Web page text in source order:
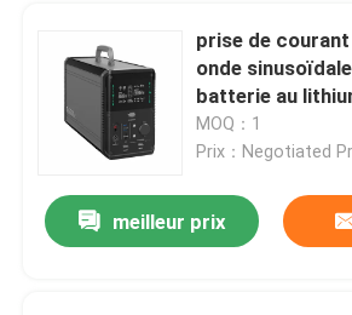
prise de
onde
batterie au
station de
1500Wh
MOQ：1
Prix：Negotiated
meilleur prix